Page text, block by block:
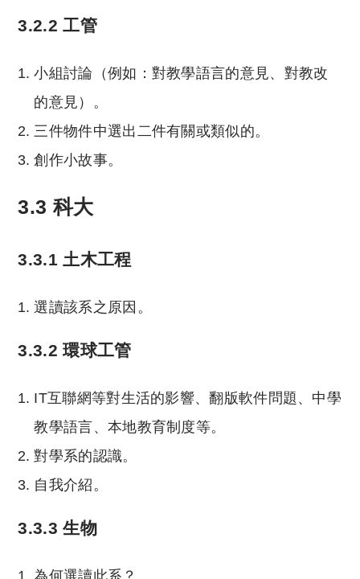
3.2.2 工管
小組討論（例如：對教學語言的意見、對教改
的意見）。
三件物件中選出二件有關或類似的。
創作小故事。
3.3 科大
3.3.1 土木工程
選讀該系之原因。
3.3.2 環球工管
IT互聯網等對生活的影響、翻版軟件問題、中學
教學語言、本地教育制度等。
對學系的認識。
自我介紹。
3.3.3 生物
為何選讀此系？